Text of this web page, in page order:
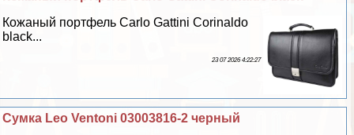
Кожаный портфель Carlo Gattini Corinaldo
black...
23 07 2026 4:22:27
Сумка Leo Ventoni 03003816-2 черный